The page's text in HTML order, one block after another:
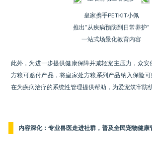
皇家携手PETKIT小佩
推出“从疾病预防到日常养护”
一站式场景化教育内容
此外，为进一步提供健康保障并减轻宠主压力，众安
方粮可赔付产品，将皇家处方粮系列产品纳入保险
在为疾病治疗的系统性管理提供帮助，为爱宠筑牢防线
内容深化：专业兽医走进社群，普及全民宠物健康